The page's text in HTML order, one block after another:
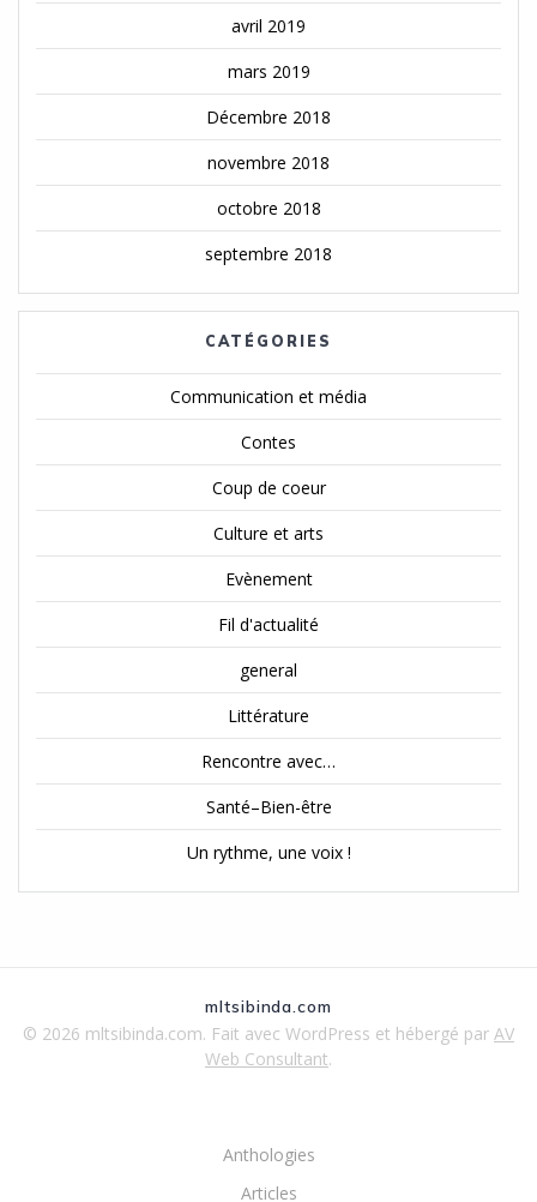
avril 2019
mars 2019
Décembre 2018
novembre 2018
octobre 2018
septembre 2018
CATÉGORIES
Communication et média
Contes
Coup de coeur
Culture et arts
Evènement
Fil d'actualité
general
Littérature
Rencontre avec…
Santé–Bien-être
Un rythme, une voix !
mltsibinda.com
© 2026 mltsibinda.com. Fait avec WordPress et hébergé par AV
Web Consultant.
Anthologies
Articles